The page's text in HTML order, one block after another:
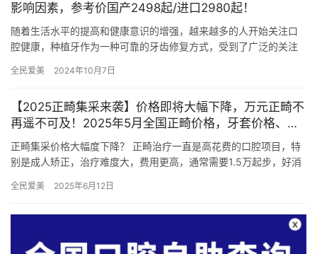
影响因素，参考价国产2498起/进口2980起！
随着生活水平的提高和健康意识的增强，越来越多的人开始关注口
腔健康，种植牙作为一种可靠的牙齿修复方式，受到了广泛的关注
您详细…
全民爱美 2024年10月7日
【2025正畸集采来袭】价格即将大幅下降，万元正畸不
再遥不可及！2025年5月全国正畸价格，牙套价格、避
坑指南、正畸医生推荐！
正畸集采价格大幅度下降？ 正畸治疗一直是高花费的口腔项目，特
别是成人矫正，治疗难度大，费用更高，通常需要1.5万起步，好消
全民爱美 2025年6月12日